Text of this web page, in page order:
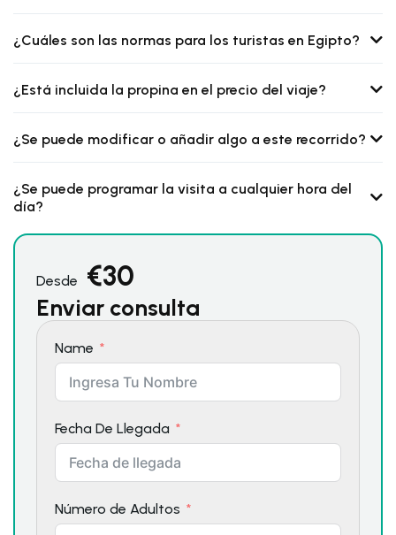
¿Cuáles son las normas para los turistas en Egipto?
¿Está incluida la propina en el precio del viaje?
¿Se puede modificar o añadir algo a este recorrido?
¿Se puede programar la visita a cualquier hora del
día?
Desde €30
Enviar consulta
Name
Fecha De Llegada
Número de Adultos